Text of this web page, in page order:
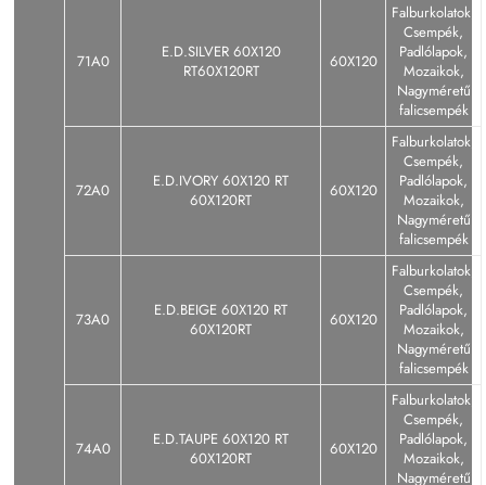
71A0
E.D.SILVER 60X120
RT60X120RT
60X120
Falburkolatok,
Csempék,
Padlólapok,
Mozaikok,
Nagyméretű
falicsempék
72A0
E.D.IVORY 60X120 RT
60X120RT
60X120
Falburkolatok,
Csempék,
Padlólapok,
Mozaikok,
Nagyméretű
falicsempék
73A0
E.D.BEIGE 60X120 RT
60X120RT
60X120
Falburkolatok,
Csempék,
Padlólapok,
Mozaikok,
Nagyméretű
falicsempék
74A0
E.D.TAUPE 60X120 RT
60X120RT
60X120
Falburkolatok,
Csempék,
Padlólapok,
Mozaikok,
Nagyméretű